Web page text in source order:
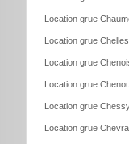
Location grue
Location grue
Location grue
Location grue
Location grue
Location grue